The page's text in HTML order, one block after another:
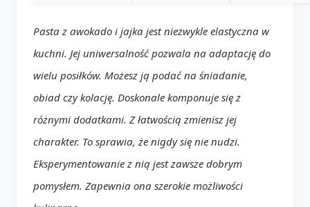
Pasta z awokado i jajka jest niezwykle elastyczna w
kuchni. Jej uniwersalność pozwala na adaptację do
wielu posiłków. Możesz ją podać na śniadanie,
obiad czy kolację. Doskonale komponuje się z
różnymi dodatkami. Z łatwością zmienisz jej
charakter. To sprawia, że nigdy się nie nudzi.
Eksperymentowanie z nią jest zawsze dobrym
pomysłem. Zapewnia ona szerokie możliwości